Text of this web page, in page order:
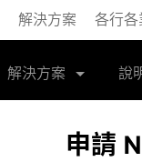
解決方案 各行各
解決方案 說
申請